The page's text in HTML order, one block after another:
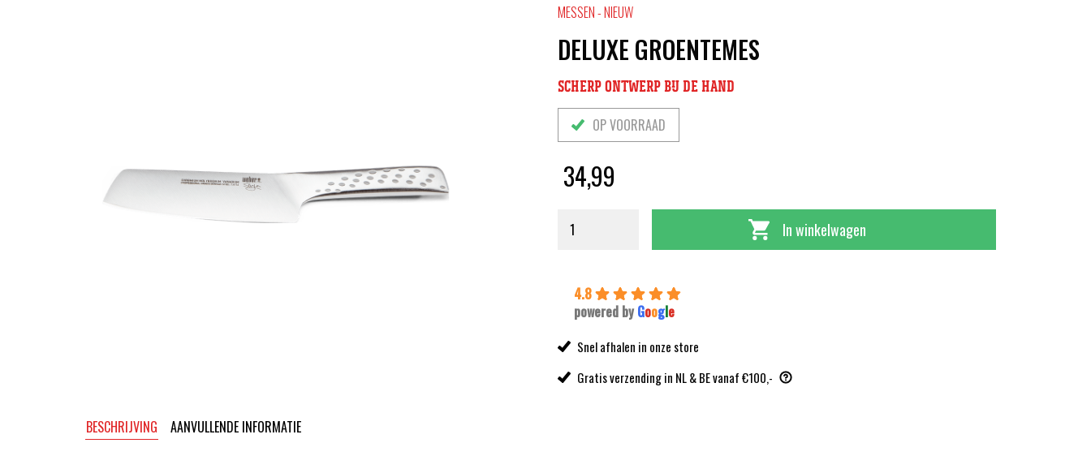
BESCHRIJVING AANVULLENDE INFORMATIE
MESSEN - NIEUW
DELUXE GROENTEMES
SCHERP ONTWERP BIJ DE HAND
OP VOORRAAD
34,99
In winkelwagen
4.8
powered by Google
Snel afhalen in onze store
Gratis verzending in NL & BE vanaf €100,-